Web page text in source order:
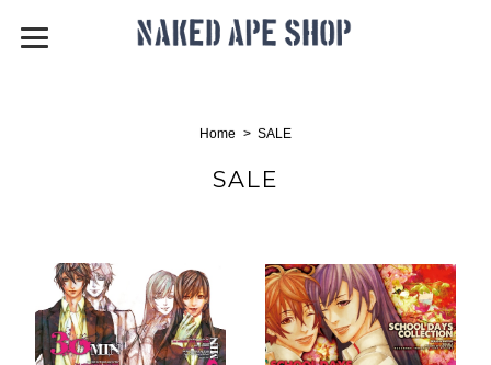
Home SALE
SALE